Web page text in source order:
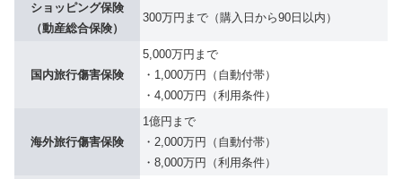
ショッピング保険
（動産総合保険）
300万円まで（購入日から90日以内）
国内旅行傷害保険
5,000万円まで
・1,000万円（自動付帯）
・4,000万円（利用条件）
海外旅行傷害保険
1億円まで
・2,000万円（自動付帯）
・8,000万円（利用条件）